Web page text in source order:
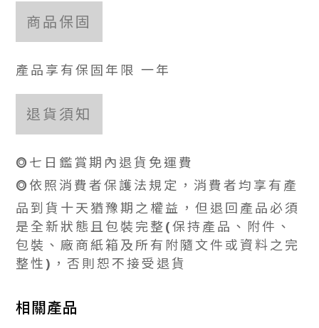
商品保固
產品享有保固年限 一年
退貨須知
⭗七日鑑賞期內退貨免運費
⭗依照消費者保護法規定，消費者均享有產
品到貨十天猶豫期之權益，但退回產品必須
是全新狀態且包裝完整(保持產品、附件、
包裝、廠商紙箱及所有附隨文件或資料之完
整性)，否則恕不接受退貨
相關產品